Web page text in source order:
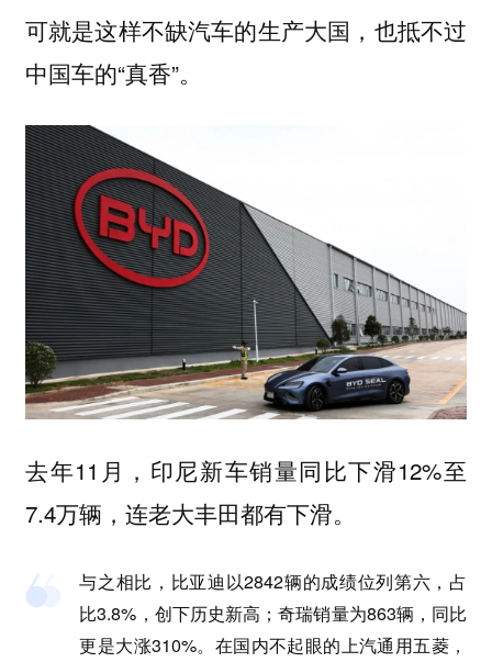
可就是这样不缺汽车的生产大国，也抵不过
中国车的“真香”。
去年11月，印尼新车销量同比下滑12%至
7.4万辆，连老大丰田都有下滑。
与之相比，比亚迪以2842辆的成绩位列第六，占
比3.8%，创下历史新高；奇瑞销量为863辆，同比
更是大涨310%。在国内不起眼的上汽通用五菱，